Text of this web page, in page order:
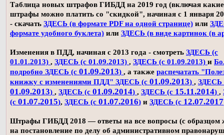
Таблица новых штрафов ГИБДД на 2019 год (включая какие
штрафы можно платить со "скидкой", начиная с 1 января
- скачать ЗДЕСЬ (в формате PDF на одной странице) или
формате удобного буклета) или ЗДЕСЬ (в виде картинок (в
Изменения в ПДД, начиная с 2013 года - смотреть ЗДЕСЬ (с
01.01.2013) , ЗДЕСЬ (с 01.09.2013) , ЗДЕСЬ (с 01.09.2013) и
подробно ЗДЕСЬ (с 01.09.2013) , а также распечатать
книжку с изменениями ПДД" ЗДЕСЬ (с 01.09.2013) , ЗДЕСЬ
01.09.2013) , ЗДЕСЬ (с 01.09.2014) , ЗДЕСЬ (с 15.11.2014) ,
(с 01.07.2015), ЗДЕСЬ (с 01.07.2016) и ЗДЕСЬ (с 12.07.2017
Штрафы ГИБДД 2018 — ответы на все вопросы (с образцом
на постановление по делу об административном